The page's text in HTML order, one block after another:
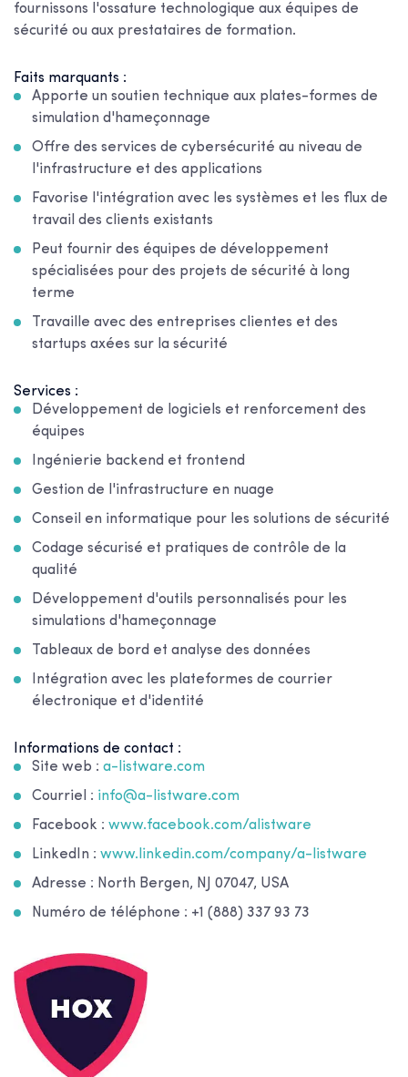
fournissons l'ossature technologique aux équipes de
sécurité ou aux prestataires de formation.
Faits marquants :
Apporte un soutien technique aux plates-formes de
simulation d'hameçonnage
Offre des services de cybersécurité au niveau de
l'infrastructure et des applications
Favorise l'intégration avec les systèmes et les flux de
travail des clients existants
Peut fournir des équipes de développement
spécialisées pour des projets de sécurité à long
terme
Travaille avec des entreprises clientes et des
startups axées sur la sécurité
Services :
Développement de logiciels et renforcement des
équipes
Ingénierie backend et frontend
Gestion de l'infrastructure en nuage
Conseil en informatique pour les solutions de sécurité
Codage sécurisé et pratiques de contrôle de la
qualité
Développement d'outils personnalisés pour les
simulations d'hameçonnage
Tableaux de bord et analyse des données
Intégration avec les plateformes de courrier
électronique et d'identité
Informations de contact :
Site web : a-listware.com
Courriel : info@a-listware.com
Facebook : www.facebook.com/alistware
LinkedIn : www.linkedin.com/company/a-listware
Adresse : North Bergen, NJ 07047, USA
Numéro de téléphone : +1 (888) 337 93 73